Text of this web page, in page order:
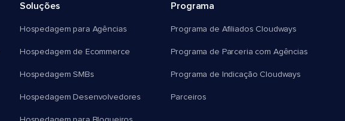
Soluções
Hospedagem para Agências
Hospedagem de Ecommerce
Hospedagem SMBs
Hospedagem Desenvolvedores
Programa
Programa de Afiliados Cloudways
Programa de Parceria com Agências
Programa de Indicação Cloudways
Parceiros